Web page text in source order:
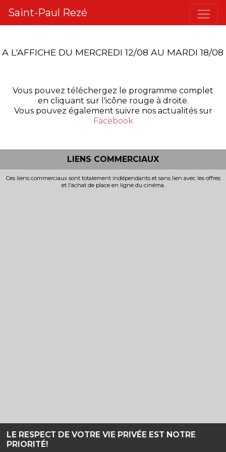
LE RESPECT DE VOTRE VIE PRIVÉE EST NOTRE
PRIORITÉ!
Saint-Paul Rezé
A L'AFFICHE DU MERCREDI 12/08 AU MARDI 18/08
Vous pouvez téléchergez le programme complet
en cliquant sur l'icône rouge à droite.
Vous pouvez également suivre nos actualités sur
Facebook
LIENS COMMERCIAUX
Ces liens commerciaux sont totalement indépendants et sans lien avec les offres
et l'achat de place en ligne du cinéma.